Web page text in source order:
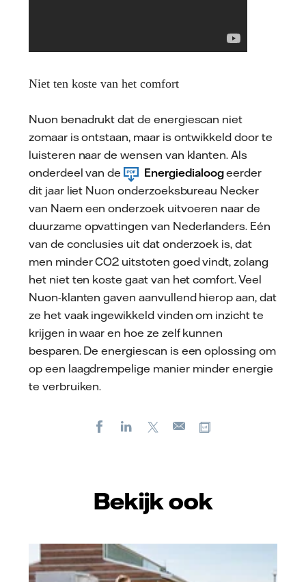
Niet ten koste van het comfort
Nuon benadrukt dat de energiescan niet
zomaar is ontstaan, maar is ontwikkeld door te
luisteren naar de wensen van klanten. Als
onderdeel van de
Energiedialoogeerder
dit jaar liet Nuon onderzoeksbureau Necker
van Naem een onderzoek uitvoeren naar de
duurzame opvattingen van Nederlanders. Eén
van de conclusies uit dat onderzoek is, dat
men minder CO2 uitstoten goed vindt, zolang
het niet ten koste gaat van het comfort. Veel
Nuon-klanten gaven aanvullend hierop aan, dat
ze het vaak ingewikkeld vinden om inzicht te
krijgen in waar en hoe ze zelf kunnen
besparen. De energiescan is een oplossing om
op een laagdrempelige manier minder energie
te verbruiken.
FacebookLinkedIn
E-
Bekijk ook
Vattenfall/Jeanette Hägglund